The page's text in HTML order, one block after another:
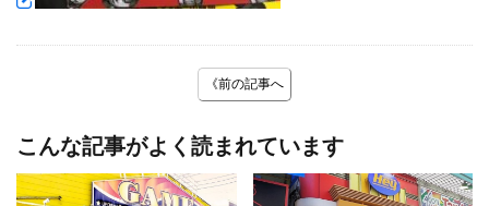
《前の記事へ
こんな記事がよく読まれています